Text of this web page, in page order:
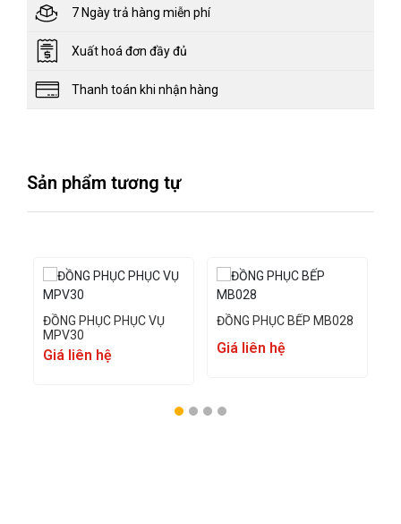
7 Ngày trả hàng miễn phí
Xuất hoá đơn đầy đủ
Thanh toán khi nhận hàng
Sản phẩm tương tự
ĐỒNG PHỤC PHỤC VỤ
MPV30
Giá liên hệ
ĐỒNG PHỤC BẾP MB028
Giá liên hệ